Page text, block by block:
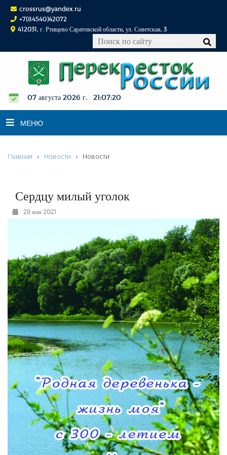
crossrus@yandex.ru
+7(84540)42072
412031, г. Ртищево Саратовской области, ул. Советская, 3
07 августа 2026 г. 21:07:21
МЕНЮ
НОВОСТИ
К СВЕДЕНИЮ
КОНКУРСЫ
ФОТОРЕПОРТАЖИ
ОБЪЯВЛЕНИЯ
КОНТАКТЫ
Главная Новости Новости
Сердцу милый уголок
28 мая 2021